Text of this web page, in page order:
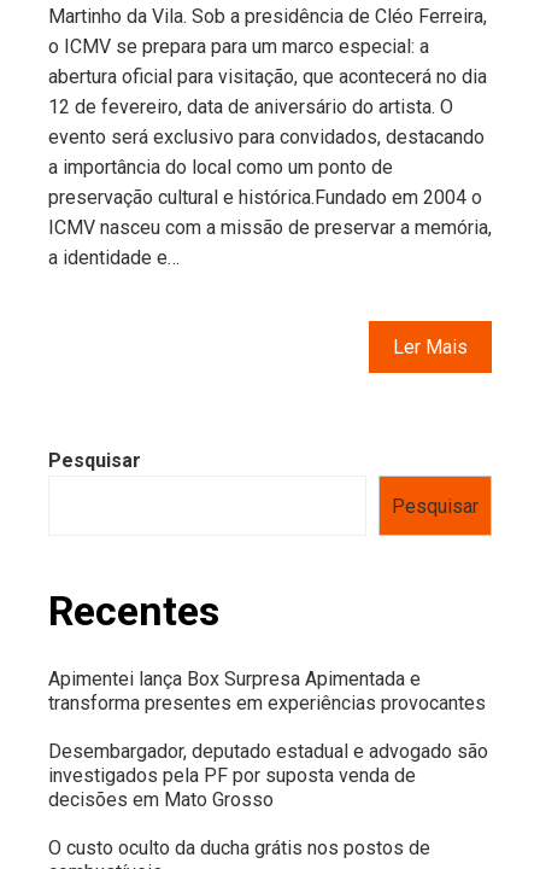
Martinho da Vila. Sob a presidência de Cléo Ferreira,
o ICMV se prepara para um marco especial: a
abertura oficial para visitação, que acontecerá no dia
12 de fevereiro, data de aniversário do artista. O
evento será exclusivo para convidados, destacando
a importância do local como um ponto de
preservação cultural e histórica.Fundado em 2004 o
ICMV nasceu com a missão de preservar a memória,
a identidade e…
Ler Mais
Pesquisar
Pesquisar
Recentes
Apimentei lança Box Surpresa Apimentada e
transforma presentes em experiências provocantes
Desembargador, deputado estadual e advogado são
investigados pela PF por suposta venda de
decisões em Mato Grosso
O custo oculto da ducha grátis nos postos de